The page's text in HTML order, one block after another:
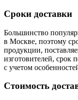
Сроки доставки
Большинство
в Москве, поэтому
продукции,
изготовителей, срок
с учетом
Стоимость